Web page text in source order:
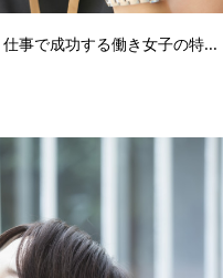
事で成功する働き女子の特...